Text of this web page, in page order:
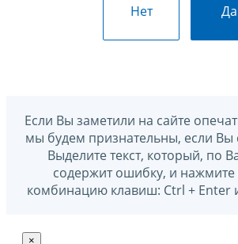
Нет Да
Если Вы заметили на сайте
мы будем признательны, если Вы
Выделите текст, который, по
содержит ошибку, и нажмите
комбинацию клавиш: Ctrl + Enter
×